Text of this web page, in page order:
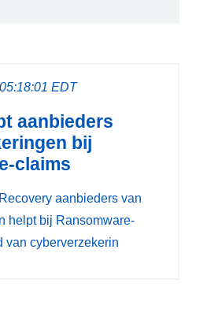
EDT
aanbieders
bij
claims
aanbieders van
helpt bij Ransomware-
van cyberverzekerin